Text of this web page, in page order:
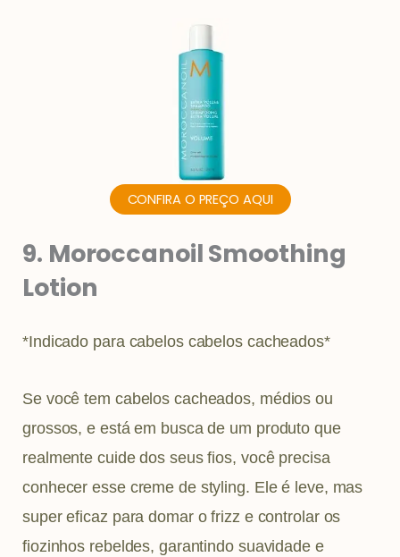
CONFIRA O PREÇO AQUI
9. Moroccanoil Smoothing
Lotion
*Indicado para cabelos cabelos cacheados*
Se você tem cabelos cacheados, médios ou
grossos, e está em busca de um produto que
realmente cuide dos seus fios, você precisa
conhecer esse creme de styling. Ele é leve, mas
super eficaz para domar o frizz e controlar os
fiozinhos rebeldes, garantindo suavidade e